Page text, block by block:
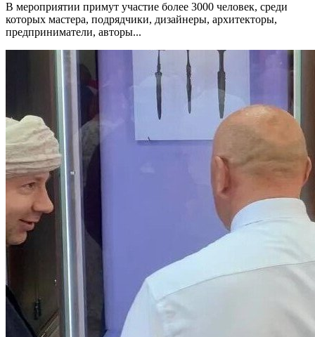
В мероприятии примут участие более 3000 человек, среди
которых мастера, подрядчики, дизайнеры, архитекторы,
предприниматели, авторы...